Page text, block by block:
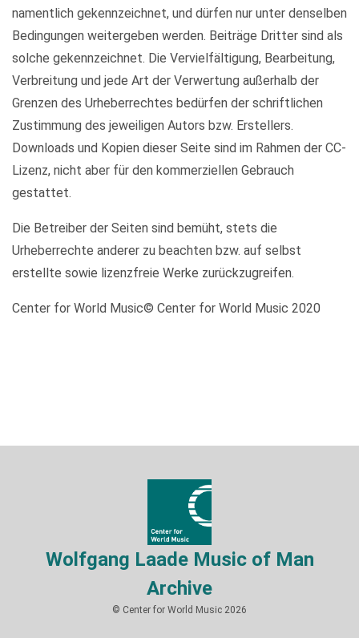
namentlich gekennzeichnet, und dürfen nur unter denselben
Bedingungen weitergeben werden. Beiträge Dritter sind als
solche gekennzeichnet. Die Vervielfältigung, Bearbeitung,
Verbreitung und jede Art der Verwertung außerhalb der
Grenzen des Urheberrechtes bedürfen der schriftlichen
Zustimmung des jeweiligen Autors bzw. Erstellers.
Downloads und Kopien dieser Seite sind im Rahmen der CC-
Lizenz, nicht aber für den kommerziellen Gebrauch
gestattet.
Die Betreiber der Seiten sind bemüht, stets die
Urheberrechte anderer zu beachten bzw. auf selbst
erstellte sowie lizenzfreie Werke zurückzugreifen.
Center for World Music© Center for World Music 2020
Wolfgang Laade Music of Man
Archive
© Center for World Music 2026